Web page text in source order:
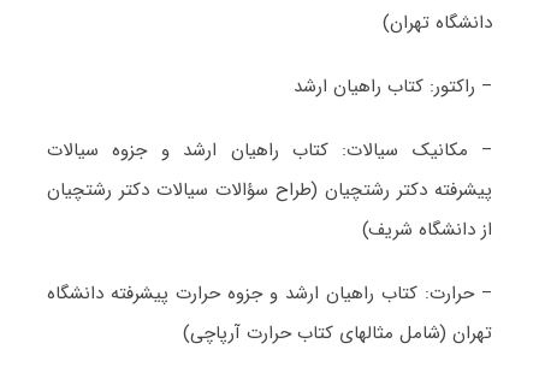
دانشگاه تهران)
– راکتور: کتاب راهیان ارشد
– مکانیک سیالات: کتاب راهیان ارشد و جزوه سیالات
پیشرفته دکتر رشتچیان (طراح سؤالات سیالات دکتر رشتچیان
از دانشگاه شریف)
– حرارت: کتاب راهیان ارشد و جزوه حرارت پیشرفته دانشگاه
تهران (شامل مثالهای کتاب حرارت آرپاچی)